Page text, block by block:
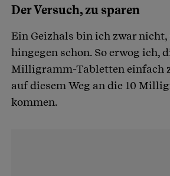
Der Versuch, zu sparen
Ein Geizhals bin ich zwar nicht,
hingegen schon. So erwog ich,
Milligramm-Tabletten einfach
auf diesem Weg an die 10
kommen.